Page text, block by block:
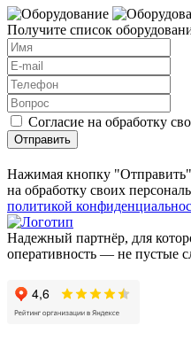
Получите список
Согласие на обработку
Отправить
Нажимая кнопку "Отправить"
на обработку своих
политикой
Надежный партнёр, для
оперативность — не пустые